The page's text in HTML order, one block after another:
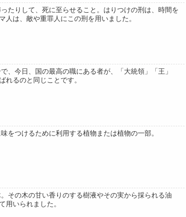
たりして、死に至らせること。はりつけの刑は、時間を
人は、敵や重罪人にこの刑を用いました。
、今日、国の最高の職にある者が、「大統領」「王」
れるのと同じことです。
をつけるために利用する植物または植物の一部。
その木の甘い香りのする樹液やその実から採られる油
用いられました。